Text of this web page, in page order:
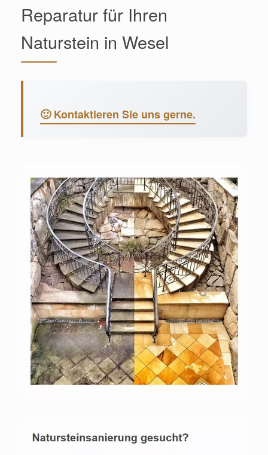
Reparatur für Ihren
Naturstein in Wesel
🙂 Kontaktieren Sie uns gerne.